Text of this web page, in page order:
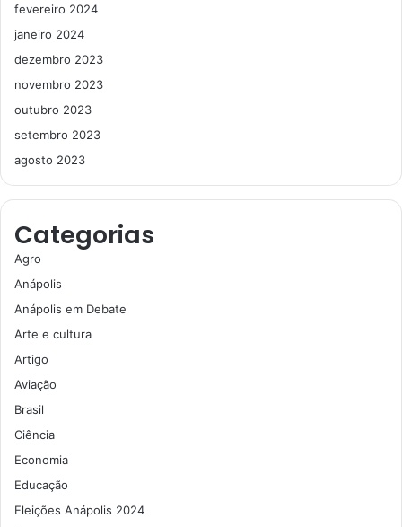
fevereiro 2024
janeiro 2024
dezembro 2023
novembro 2023
outubro 2023
setembro 2023
agosto 2023
Categorias
Agro
Anápolis
Anápolis em Debate
Arte e cultura
Artigo
Aviação
Brasil
Ciência
Economia
Educação
Eleições Anápolis 2024